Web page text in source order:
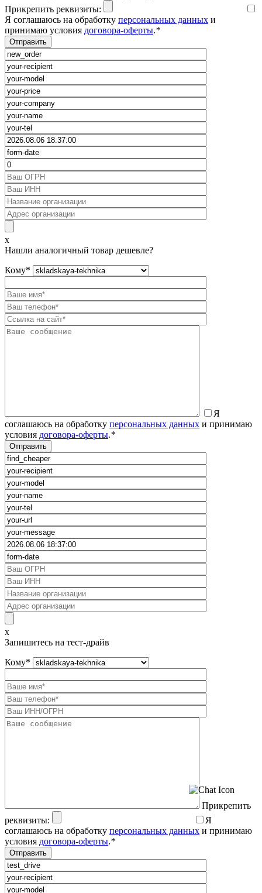
Прикрепить реквизиты:
Я соглашаюсь на обработку персональных данных и
принимаю условия договора-оферты.*
x
Нашли аналогичный товар дешевле?
Кому*
Я
соглашаюсь на обработку персональных данных и принимаю
условия договора-оферты.*
x
Запишитесь на тест-драйв
Кому*
Прикрепить
реквизиты:
Я
соглашаюсь на обработку персональных данных и принимаю
условия договора-оферты.*